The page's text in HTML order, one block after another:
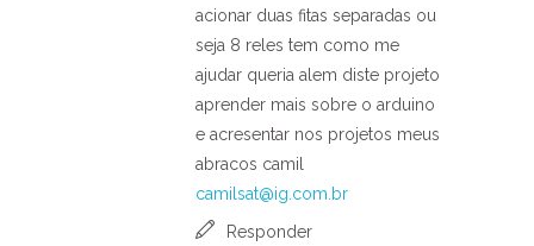
acionar duas fitas separadas ou
seja 8 reles tem como me
ajudar queria alem diste projeto
aprender mais sobre o arduino
e acresentar nos projetos meus
abracos camil
camilsat@ig.com.br
Responder